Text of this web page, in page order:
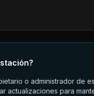
o administrador de
actualizaciones para